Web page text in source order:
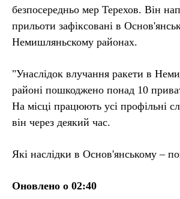
безпосередньо мер Терехов. Він
прильоти зафіксовані в
Немишляньскому районах.
"Унаслідок влучання ракети в
районі пошкоджено понад 10
На місці працюють усі профільні
він через деякий час.
Які наслідки в Основ'янському –
Оновлено о 02:40